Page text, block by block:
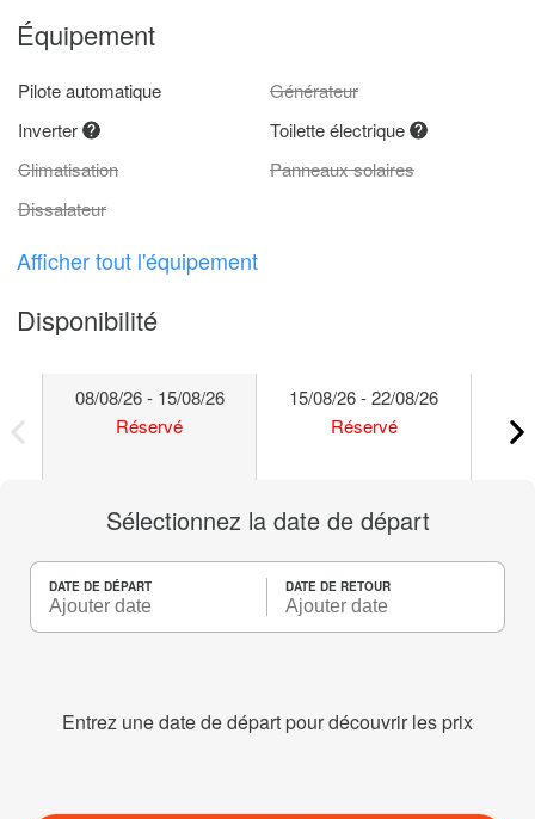
Équipement
Pilote automatique
Générateur
Inverter
Toilette électrique
Climatisation
Panneaux solaires
Dissalateur
Afficher tout l'équipement
Disponibilité
08/08/26 - 15/08/26
Réservé
15/08/26 - 22/08/26
Réservé
Sélectionnez la date de départ
DATE DE DÉPART DATE DE RETOUR
Entrez une date de départ pour découvrir les prix